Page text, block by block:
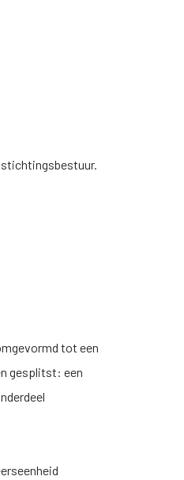
tot een
gesplitst: een